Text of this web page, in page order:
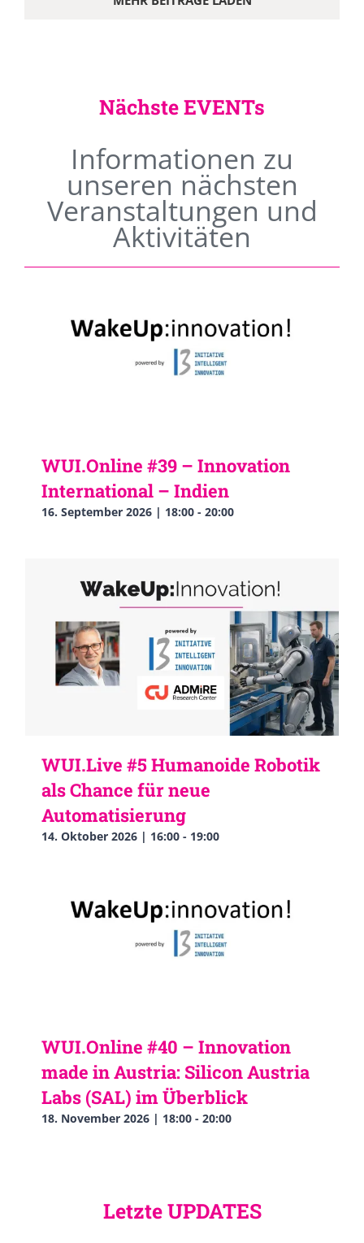
Nächste EVENTs
Informationen zu
unseren nächsten
Veranstaltungen und
Aktivitäten
WUI.Online #39 – Innovation
International – Indien
16. September 2026 | 18:00 - 20:00
WUI.Live #5 Humanoide Robotik
als Chance für neue
Automatisierung
14. Oktober 2026 | 16:00 - 19:00
WUI.Online #40 – Innovation
made in Austria: Silicon Austria
Labs (SAL) im Überblick
18. November 2026 | 18:00 - 20:00
Letzte UPDATES